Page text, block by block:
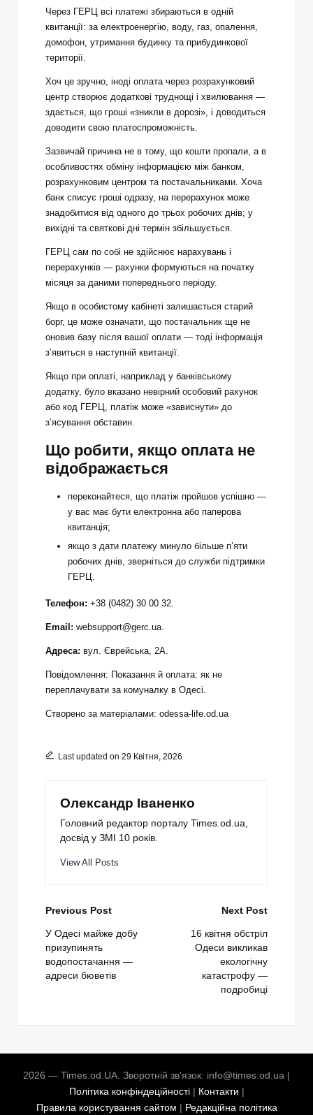
Через ГЕРЦ всі платежі збираються в одній
квитанції: за електроенергію, воду, газ, опалення,
домофон, утримання будинку та прибудинкової
території.
Хоч це зручно, іноді оплата через розрахунковий
центр створює додаткові труднощі і хвилювання —
здається, що гроші «зникли в дорозі», і доводиться
доводити свою платоспроможність.
Зазвичай причина не в тому, що кошти пропали, а в
особливостях обміну інформацією між банком,
розрахунковим центром та постачальниками. Хоча
банк списує гроші одразу, на перерахунок може
знадобитися від одного до трьох робочих днів; у
вихідні та святкові дні термін збільшується.
ГЕРЦ сам по собі не здійснює нарахувань і
перерахунків — рахунки формуються на початку
місяця за даними попереднього періоду.
Якщо в особистому кабінеті залишається старий
борг, це може означати, що постачальник ще не
оновив базу після вашої оплати — тоді інформація
з’явиться в наступній квитанції.
Якщо при оплаті, наприклад у банківському
додатку, було вказано невірний особовий рахунок
або код ГЕРЦ, платіж може «зависнути» до
з’ясування обставин.
Що робити, якщо оплата не
відображається
переконайтеся, що платіж пройшов успішно —
у вас має бути електронна або паперова
квитанція;
якщо з дати платежу минуло більше п’яти
робочих днів, зверніться до служби підтримки
ГЕРЦ.
Телефон: +38 (0482) 30 00 32.
Email: websupport@gerc.ua.
Адреса: вул. Єврейська, 2А.
Повідомлення: Показання й оплата: як не
переплачувати за комуналку в Одесі.
Створено за матеріалами: odessa-life.od.ua
Last updated on 29 Квітня, 2026
Олександр Іваненко
Головний редактор порталу Times.od.ua,
досвід у ЗМІ 10 років.
View All Posts
Post
navigation
Previous Post
У Одесі майже добу
призупинять
водопостачання —
адреси бюветів
Next Post
16 квітня обстріл
Одеси викликав
екологічну
катастрофу —
подробиці
2026 — Times.od.UA. Зворотній зв'язок: info@times.od.ua |
Політика конфіндеційності| Контакти
Правила користування сайтом
Редакційна політика